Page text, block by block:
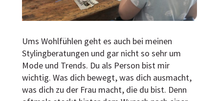
Ums Wohlfühlen geht es auch bei meinen
Stylingberatungen und gar nicht so sehr um
Mode und Trends. Du als Person bist mir
wichtig. Was dich bewegt, was dich ausmacht,
was dich zu der Frau macht, die du bist. Denn